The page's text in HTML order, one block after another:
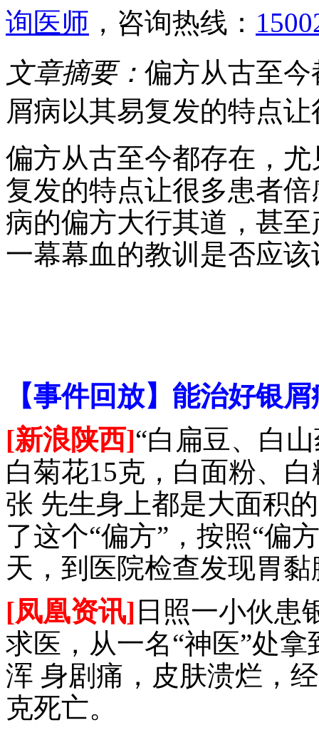
询医师 ，咨询热线：
文章摘要： 偏方从古至
屑病以其易复发的特点
偏方从古至今都存在，
复发的特点让很多患者
病的偏方大行其道，甚
一幕幕血的教训是否应
【事件回放】能治好银
[新浪陕西]“白扁豆、白
白菊花15克，白面粉、
张 先生身上都是大面积
了这个“偏方”，按照“偏
天，到医院检查发现胃
[凤凰资讯] 日照一小伙患
求医，从一名“神医”处
浑 身剧痛，皮肤溃烂，
克死亡。